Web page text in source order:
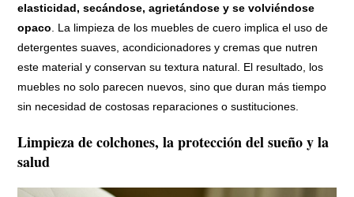
elasticidad, secándose, agrietándose y se volviéndose
opaco . La limpieza de los muebles de cuero implica el uso de
detergentes suaves, acondicionadores y cremas que nutren
este material y conservan su textura natural. El resultado, los
muebles no solo parecen nuevos, sino que duran más tiempo
sin necesidad de costosas reparaciones o sustituciones.
Limpieza de colchones, la protección del sueño y la
salud